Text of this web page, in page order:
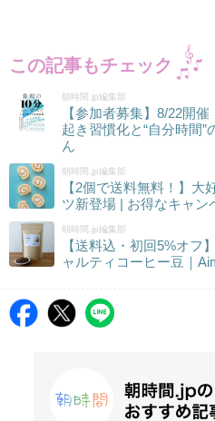
この記事もチェック
朝時間.jp編集部
【参加者募集】8/22開
起き習慣化と“自分時間
ん
朝時間.jp編集部
【2個で送料無料！】大
ツ新登場 | お得なキャン
朝時間.jp編集部
【送料込・初回5%オフ
ャルティコーヒー豆｜